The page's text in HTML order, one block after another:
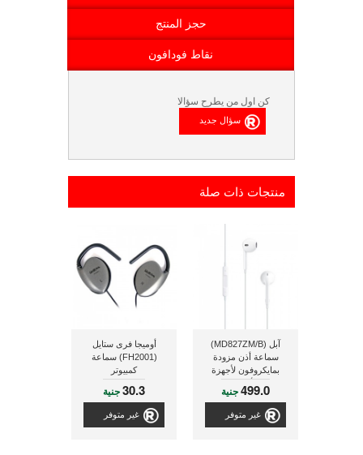
حجز المنتج
نقاط فودافون
كن اول من يطرح سؤالا
منتجات ذات صلة
آبل (MD827ZM/B)
سماعة أذن مزودة
بمايكروفون لأجهزة
الأيفون
499.0جنية
غير متوفر
أوميجا فرى ستايل
(FH2001) سماعة
كمبيوتر
30.3جنية
غير متوفر